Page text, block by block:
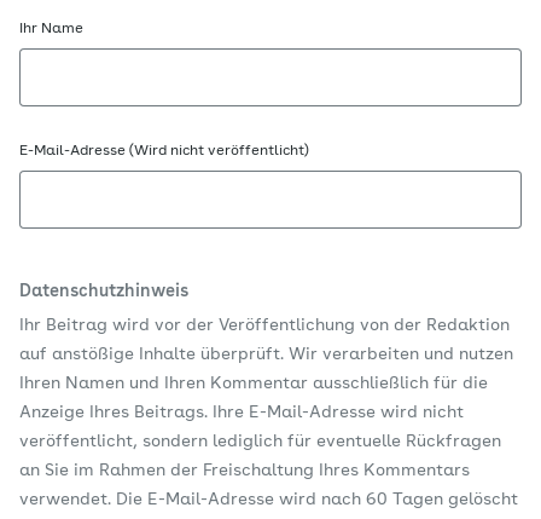
Ihr Name
E-Mail-Adresse (Wird nicht veröffentlicht)
Datenschutzhinweis
Ihr Beitrag wird vor der Veröffentlichung von der Redaktion
auf anstößige Inhalte überprüft. Wir verarbeiten und nutzen
Ihren Namen und Ihren Kommentar ausschließlich für die
Anzeige Ihres Beitrags. Ihre E-Mail-Adresse wird nicht
veröffentlicht, sondern lediglich für eventuelle Rückfragen
an Sie im Rahmen der Freischaltung Ihres Kommentars
verwendet. Die E-Mail-Adresse wird nach 60 Tagen gelöscht